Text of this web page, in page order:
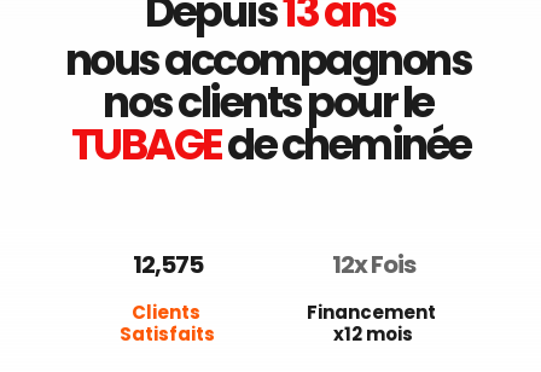
nous accompagnons
nos clients pour le
TUBAGE de cheminée
12,575
Clients
Satisfaits
12x Fois
Financement
x12 mois